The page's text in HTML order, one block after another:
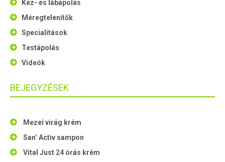
Kéz- és lábápolás
Méregtelenítők
Specialitások
Testápolás
Videók
BEJEGYZÉSEK
Mezei virág krém
San’ Activ sampon
Vital Just 24 órás krém